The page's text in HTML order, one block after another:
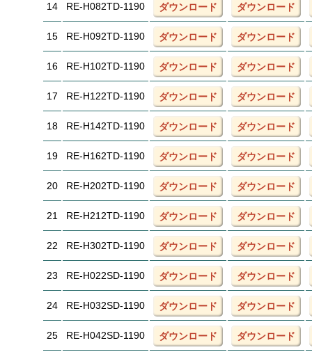
14 RE-H082TD-1190 ダウンロード ダウンロード
15 RE-H092TD-1190 ダウンロード ダウンロード
16 RE-H102TD-1190 ダウンロード ダウンロード
17 RE-H122TD-1190 ダウンロード ダウンロード
18 RE-H142TD-1190 ダウンロード ダウンロード
19 RE-H162TD-1190 ダウンロード ダウンロード
20 RE-H202TD-1190 ダウンロード ダウンロード
21 RE-H212TD-1190 ダウンロード ダウンロード
22 RE-H302TD-1190 ダウンロード ダウンロード
23 RE-H022SD-1190 ダウンロード ダウンロード
24 RE-H032SD-1190 ダウンロード ダウンロード
25 RE-H042SD-1190 ダウンロード ダウンロード